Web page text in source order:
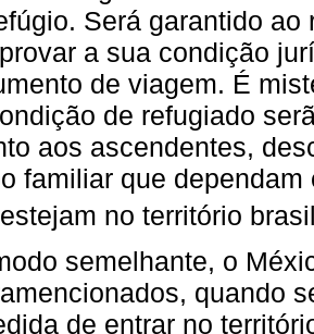
Será garantido
a sua condição
de viagem. É
de refugiado
aos ascendentes,
familiar que
no território
semelhante, o
quando
de entrar no